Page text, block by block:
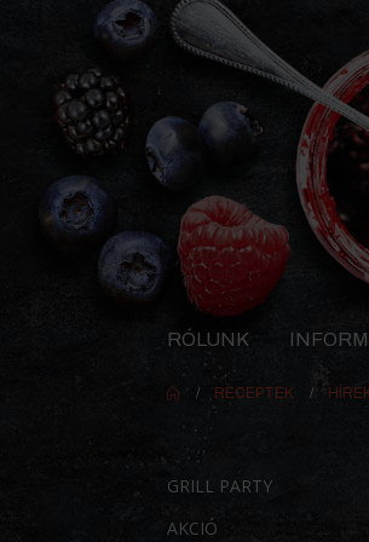
RÓLUNK
RECEPTEK
GRILL PARTY
AKCIÓ